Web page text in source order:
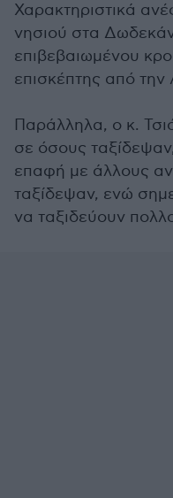
Χαρακτηριστικά
νησιού στα
επιβεβαιωμένου
επισκέπτης από
Παράλληλα, ο κ.
σε όσους
επαφή με άλλους
ταξίδεψαν, ενώ
να ταξιδεύουν